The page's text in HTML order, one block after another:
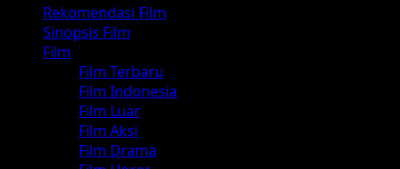
Rekomendasi Film
Sinopsis Film
Film
Film Terbaru
Film Indonesia
Film Luar
Film Aksi
Film Drama